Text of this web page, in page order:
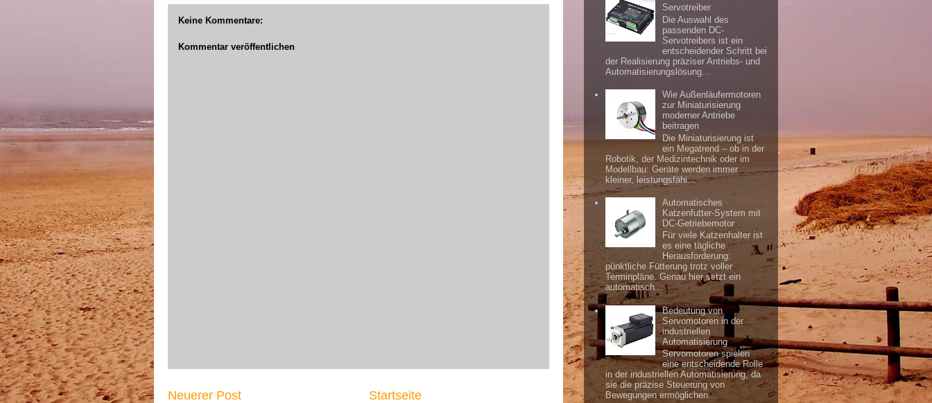
Keine Kommentare:
Kommentar veröffentlichen
Neuerer Post Startseite
Servotreiber
Die Auswahl des
passenden DC-
Servotreibers ist ein
entscheidender Schritt bei
der Realisierung präziser Antriebs- und
Automatisierungslösung...
Wie Außenläufermotoren
zur Miniaturisierung
moderner Antriebe
beitragen
Die Miniaturisierung ist
ein Megatrend – ob in der
Robotik, der Medizintechnik oder im
Modellbau: Geräte werden immer
kleiner, leistungsfähi...
Automatisches
Katzenfutter-System mit
DC-Getriebemotor
Für viele Katzenhalter ist
es eine tägliche
Herausforderung:
pünktliche Fütterung trotz voller
Terminpläne. Genau hier setzt ein
automatisch...
Bedeutung von
Servomotoren in der
industriellen
Automatisierung
Servomotoren spielen
eine entscheidende Rolle
in der industriellen Automatisierung, da
sie die präzise Steuerung von
Bewegungen ermöglichen....